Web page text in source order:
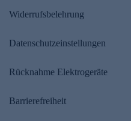
Widerrufsbelehrung
Datenschutzeinstellungen
Rücknahme Elektrogeräte
Barrierefreiheit